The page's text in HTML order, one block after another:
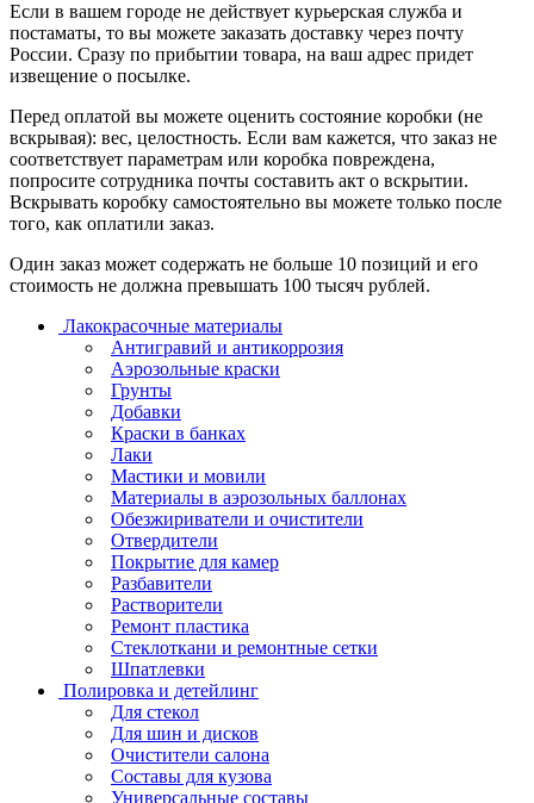
Если в вашем городе не действует курьерская служба и
постаматы, то вы можете заказать доставку через почту
России. Сразу по прибытии товара, на ваш адрес придет
извещение о посылке.
Перед оплатой вы можете оценить состояние коробки (не
вскрывая): вес, целостность. Если вам кажется, что заказ не
соответствует параметрам или коробка повреждена,
попросите сотрудника почты составить акт о вскрытии.
Вскрывать коробку самостоятельно вы можете только после
того, как оплатили заказ.
Один заказ может содержать не больше 10 позиций и его
стоимость не должна превышать 100 тысяч рублей.
Лакокрасочные материалы
Антигравий и антикоррозия
Аэрозольные краски
Грунты
Добавки
Краски в банках
Лаки
Мастики и мовили
Материалы в аэрозольных баллонах
Обезжириватели и очистители
Отвердители
Покрытие для камер
Разбавители
Растворители
Ремонт пластика
Стеклоткани и ремонтные сетки
Шпатлевки
Полировка и детейлинг
Для стекол
Для шин и дисков
Очистители салона
Составы для кузова
Универсальные составы